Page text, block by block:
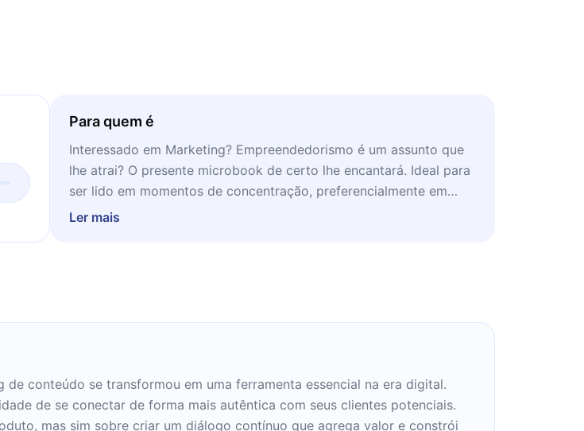
Para quem é
Interessado em Marketing? Empreendedorismo é um assunto que
lhe atrai? O presente microbook de certo lhe encantará. Ideal para
ser lido em momentos de concentração, preferencialmente em
casa.
Ler mais
conteúdo se transformou em uma ferramenta essencial na era digital.
de se conectar de forma mais autêntica com seus clientes potenciais.
mas sim sobre criar um diálogo contínuo que agrega valor e constrói